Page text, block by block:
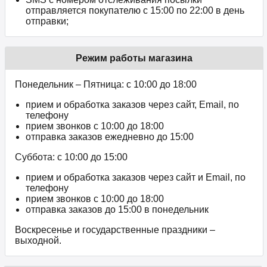
отправляется покупателю с 15:00 по 22:00 в день
отправки;
Режим работы магазина
Понедельник – Пятница: с 10:00 до 18:00
прием и обработка заказов через сайт, Email, по
телефону
прием звонков c 10:00 до 18:00
отправка заказов ежедневно до 15:00
Суббота: с 10:00 до 15:00
прием и обработка заказов через сайт и Email, по
телефону
прием звонков c 10:00 до 18:00
отправка заказов до 15:00 в понедельник
Воскресенье и государственные праздники –
выходной.